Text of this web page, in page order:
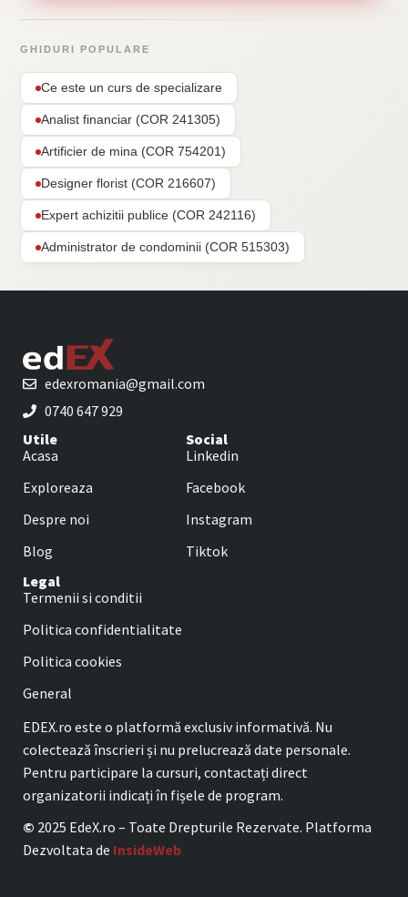
GHIDURI POPULARE
Ce este un curs de specializare
Analist financiar (COR 241305)
Artificier de mina (COR 754201)
Designer florist (COR 216607)
Expert achizitii publice (COR 242116)
Administrator de condominii (COR 515303)
edexromania@gmail.com
0740 647 929
Utile
Acasa
Exploreaza
Despre noi
Blog
Social
Linkedin
Facebook
Instagram
Tiktok
Legal
Termenii si conditii
Politica confidentialitate
Politica cookies
General
EDEX.ro este o platformă exclusiv informativă. Nu
colectează înscrieri și nu prelucrează date personale.
Pentru participare la cursuri, contactați direct
organizatorii indicați în fișele de program.
© 2025 EdeX.ro – Toate Drepturile Rezervate. Platforma
Dezvoltata de InsideWeb